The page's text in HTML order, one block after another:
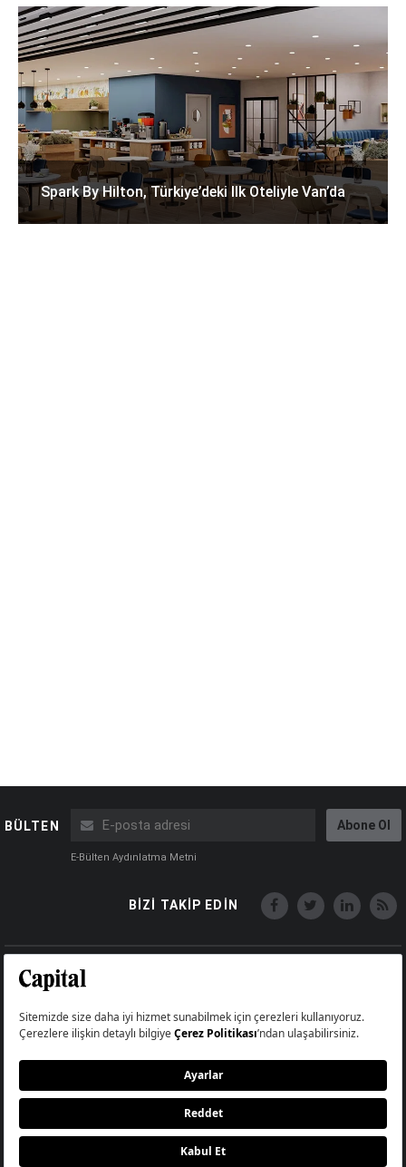
Spark By Hilton, Türkiye’deki Ilk Oteliyle Van’da
BÜLTEN Abone Ol
E-Bülten Aydınlatma Metni
BİZİ TAKİP EDİN
Big Medya Teknoloji A.Ş.
Üsküdar İstanbul Turkey